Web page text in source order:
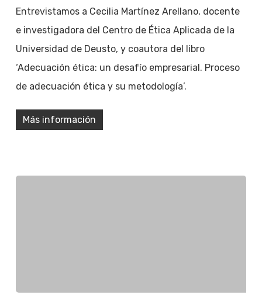
Entrevistamos a Cecilia Martínez Arellano, docente
e investigadora del Centro de Ética Aplicada de la
Universidad de Deusto, y coautora del libro
‘Adecuación ética: un desafío empresarial. Proceso
de adecuación ética y su metodología’.
Más información